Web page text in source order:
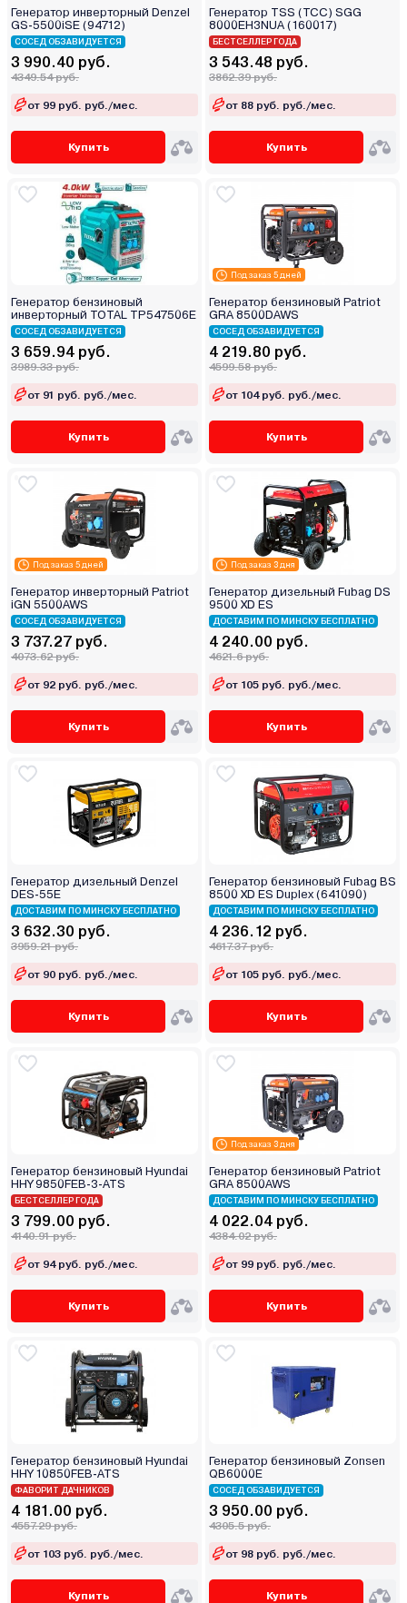
Генератор инверторный Denzel
GS-5500iSE (94712)
СОСЕД ОБЗАВИДУЕТСЯ
3 990.40 руб.
4349.54 руб.
от 99 руб. руб./мес.
Купить
Генератор TSS (ТСС) SGG
8000EH3NUA (160017)
БЕСТСЕЛЛЕР ГОДА
3 543.48 руб.
3862.39 руб.
от 88 руб. руб./мес.
Купить
Генератор бензиновый
инверторный TOTAL TP547506E
СОСЕД ОБЗАВИДУЕТСЯ
3 659.94 руб.
3989.33 руб.
от 91 руб. руб./мес.
Купить
Под заказ 5 дней
Генератор бензиновый Patriot
GRA 8500DAWS
СОСЕД ОБЗАВИДУЕТСЯ
4 219.80 руб.
4599.58 руб.
от 104 руб. руб./мес.
Купить
Под заказ 5 дней
Генератор инверторный Patriot
iGN 5500AWS
СОСЕД ОБЗАВИДУЕТСЯ
3 737.27 руб.
4073.62 руб.
от 92 руб. руб./мес.
Купить
Под заказ 3 дня
Генератор дизельный Fubag DS
9500 XD ES
ДОСТАВИМ ПО МИНСКУ БЕСПЛАТНО
4 240.00 руб.
4621.6 руб.
от 105 руб. руб./мес.
Купить
Генератор дизельный Denzel
DES-55E
ДОСТАВИМ ПО МИНСКУ БЕСПЛАТНО
3 632.30 руб.
3959.21 руб.
от 90 руб. руб./мес.
Купить
Генератор бензиновый Fubag BS
8500 XD ES Duplex (641090)
ДОСТАВИМ ПО МИНСКУ БЕСПЛАТНО
4 236.12 руб.
4617.37 руб.
от 105 руб. руб./мес.
Купить
Генератор бензиновый Hyundai
HHY 9850FEB-3-ATS
БЕСТСЕЛЛЕР ГОДА
3 799.00 руб.
4140.91 руб.
от 94 руб. руб./мес.
Купить
Под заказ 3 дня
Генератор бензиновый Patriot
GRA 8500AWS
ДОСТАВИМ ПО МИНСКУ БЕСПЛАТНО
4 022.04 руб.
4384.02 руб.
от 99 руб. руб./мес.
Купить
Генератор бензиновый Hyundai
HHY 10850FEB-ATS
ФАВОРИТ ДАЧНИКОВ
4 181.00 руб.
4557.29 руб.
от 103 руб. руб./мес.
Купить
Генератор бензиновый Zonsen
QB6000E
СОСЕД ОБЗАВИДУЕТСЯ
3 950.00 руб.
4305.5 руб.
от 98 руб. руб./мес.
Купить